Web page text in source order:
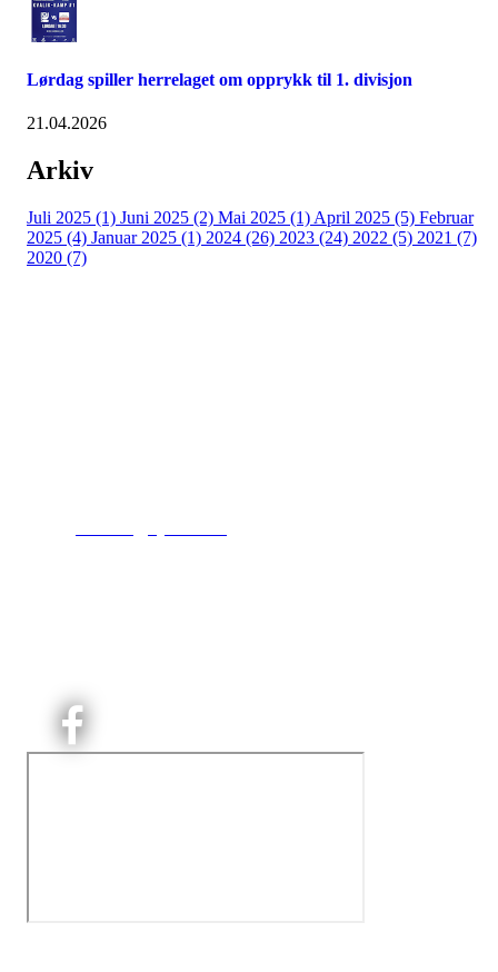
Lørdag spiller herrelaget om opprykk til 1. divisjon
21.04.2026
Arkiv
Juli 2025 (1) Juni 2025 (2) Mai 2025 (1) April 2025 (5) Februar
2025 (4) Januar 2025 (1) 2024 (26) 2023 (24) 2022 (5) 2021 (7)
2020 (7)